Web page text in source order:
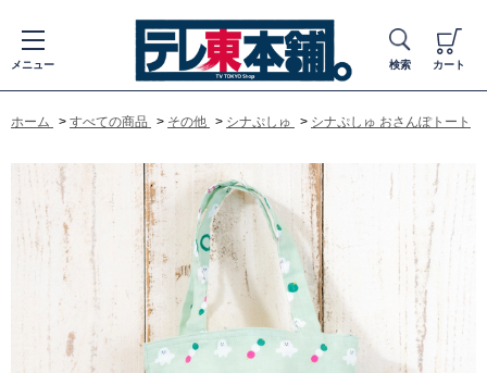
メニュー 検索 カート
ホーム > すべての商品 > その他 > シナぷしゅ > シナぷしゅ おさんぽトート